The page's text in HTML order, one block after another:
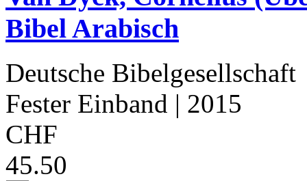
Bibel Arabisch
Deutsche Bibelgesellschaft
Fester Einband | 2015
CHF
45.50